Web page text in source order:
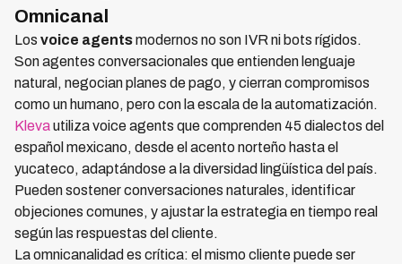
Omnicanal
Los voice agentsmodernos no son IVR ni bots rígidos.
Son agentes conversacionales que entienden lenguaje
natural, negocian planes de pago, y cierran compromisos
como un humano, pero con la escala de la automatización.
Klevautiliza voice agents que comprenden 45 dialectos del
español mexicano, desde el acento norteño hasta el
yucateco, adaptándose a la diversidad lingüística del país.
Pueden sostener conversaciones naturales, identificar
objeciones comunes, y ajustar la estrategia en tiempo real
según las respuestas del cliente.
La omnicanalidad es crítica: el mismo cliente puede ser